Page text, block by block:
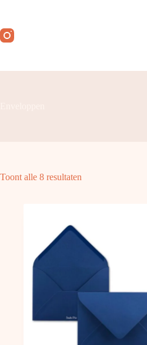
inhoud
Toont alle 8 resultaten